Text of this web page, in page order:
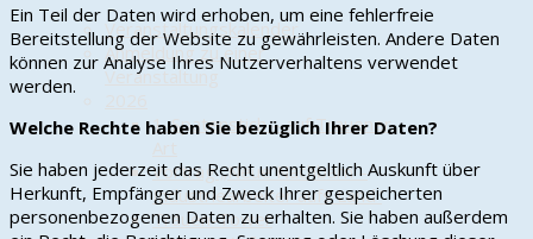
Veranstaltungskalender
Anmeldung zu einer
Veranstaltung
1. Spatenstich – auf Trauener
Vortrag „Neue Nachbarn –
Industriearbeiter aufs Land“
Trauen-Tower
Ein Teil der Daten wird erhoben, um eine fehlerfreie
Bereitstellung der Website zu gewährleisten. Andere Daten
können zur Analyse Ihres Nutzerverhaltens verwendet
werden.
Welche Rechte haben Sie bezüglich Ihrer Daten?
Sie haben jederzeit das Recht unentgeltlich Auskunft über
Herkunft, Empfänger und Zweck Ihrer gespeicherten
personenbezogenen Daten zu erhalten. Sie haben außerdem